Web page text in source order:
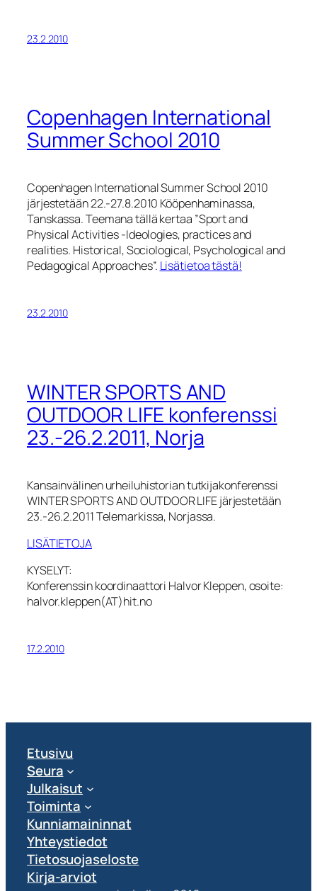
23.2.2010
Copenhagen International
Summer School 2010
Copenhagen International Summer School 2010
järjestetään 22.-27.8.2010 Kööpenhaminassa,
Tanskassa. Teemana tällä kertaa ”Sport and
Physical Activities -Ideologies, practices and
realities. Historical, Sociological, Psychological and
Pedagogical Approaches”. Lisätietoa tästä!
23.2.2010
WINTER SPORTS AND
OUTDOOR LIFE konferenssi
23.-26.2.2011, Norja
Kansainvälinen urheiluhistorian tutkijakonferenssi
WINTER SPORTS AND OUTDOOR LIFE järjestetään
23.-26.2.2011 Telemarkissa, Norjassa.
LISÄTIETOJA
KYSELYT:
Konferenssin koordinaattori Halvor Kleppen, osoite:
halvor.kleppen(AT)hit.no
17.2.2010
Etusivu
Seura
Julkaisut
Toiminta
Kunniamaininnat
Yhteystiedot
Tietosuojaseloste
Kirja-arviot